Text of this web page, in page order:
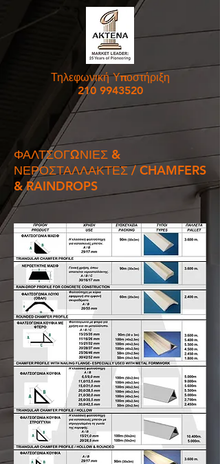
Τηλεφωνική Υποστήριξη
210 9943520
ΦΑΛΤΣΟΓΩΝΙΕΣ &
ΝΕΡΟΣΤΑΛΛΑΚΤΕΣ / CHAMFERS
& RAINDROPS